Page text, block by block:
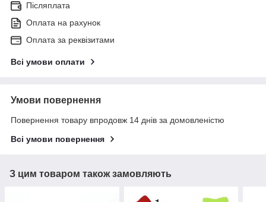
Післяплата
Оплата на рахунок
Оплата за реквізитами
Всі умови оплати
Умови повернення
Повернення товару впродовж 14 днів за домовленістю
Всі умови повернення
З цим товаром також замовляють